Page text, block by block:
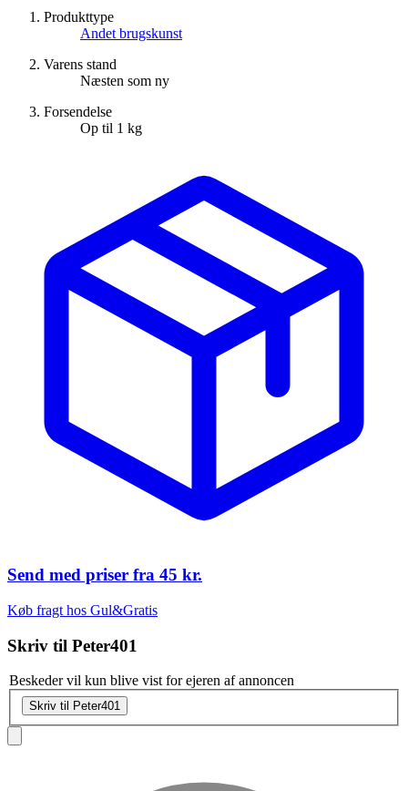
Produkttype
Andet brugskunst
Varens stand
Næsten som ny
Forsendelse
Op til 1 kg
Send med priser fra 45 kr.
Køb fragt hos Gul&Gratis
Skriv til Peter401
Beskeder vil kun blive vist for ejeren af annoncen
Skriv til Peter401